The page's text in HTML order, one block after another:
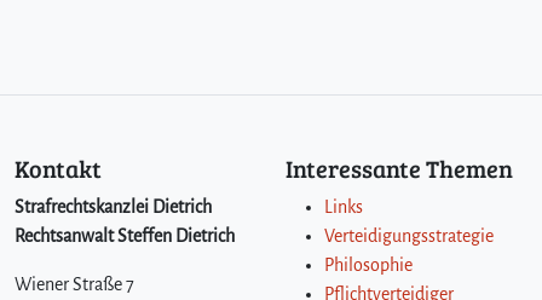
Kontakt
Strafrechtskanzlei Dietrich
Rechtsanwalt Steffen Dietrich
Wiener Straße 7
Interessante Themen
Links
Verteidigungsstrategie
Philosophie
Pflichtverteidiger